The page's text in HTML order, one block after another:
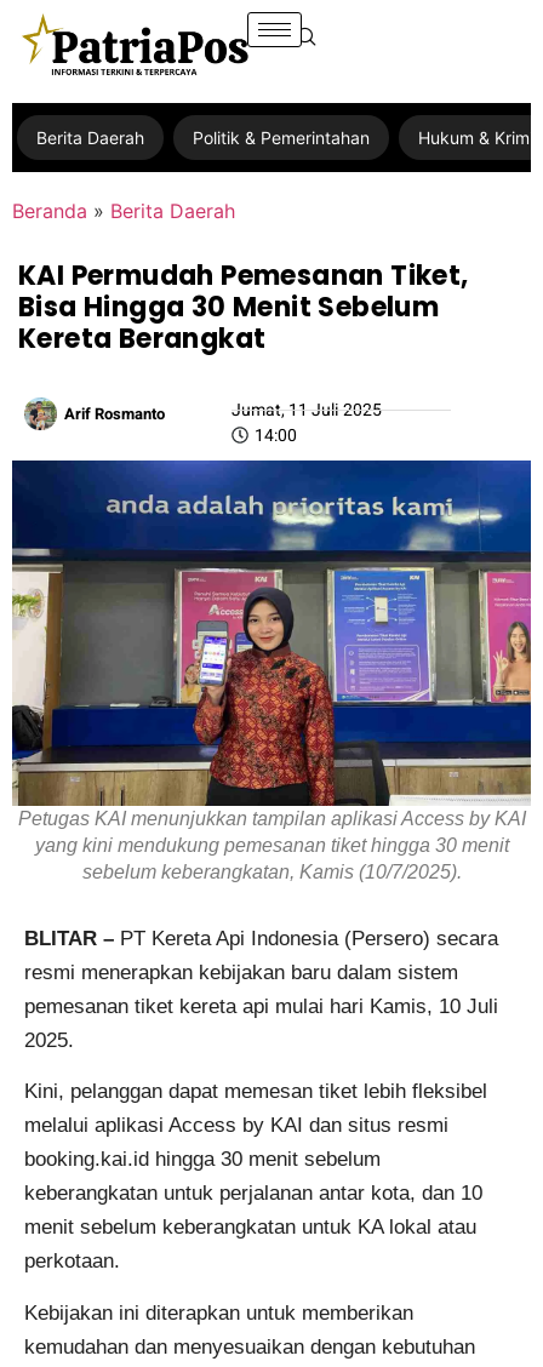
Berita Daerah Politik & Pemerintahan Hukum &
Beranda » Berita Daerah
KAI Permudah Pemesanan Tiket,
Bisa Hingga 30 Menit Sebelum
Kereta Berangkat
Arif Rosmanto
Jumat, 11 Juli 2025
14:00
Petugas KAI menunjukkan tampilan aplikasi Access by KAI
yang kini mendukung pemesanan tiket hingga 30 menit
sebelum keberangkatan, Kamis (10/7/2025).
BLITAR – PT Kereta Api Indonesia (Persero) secara
resmi menerapkan kebijakan baru dalam sistem
pemesanan tiket kereta api mulai hari Kamis, 10 Juli
2025.
Kini, pelanggan dapat memesan tiket lebih fleksibel
melalui aplikasi Access by KAI dan situs resmi
booking.kai.id hingga 30 menit sebelum
keberangkatan untuk perjalanan antar kota, dan 10
menit sebelum keberangkatan untuk KA lokal atau
perkotaan.
Kebijakan ini diterapkan untuk memberikan
kemudahan dan menyesuaikan dengan kebutuhan